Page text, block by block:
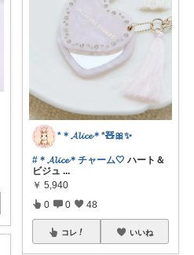
*＊𝓐𝓵𝓲𝓬𝓮＊*🧸🎀✨
#＊𝓐𝓵𝓲𝓬𝓮＊チャーム🤍 ハート＆
ビジュ ...
￥ 5,940
0 0 48
コレ いいね